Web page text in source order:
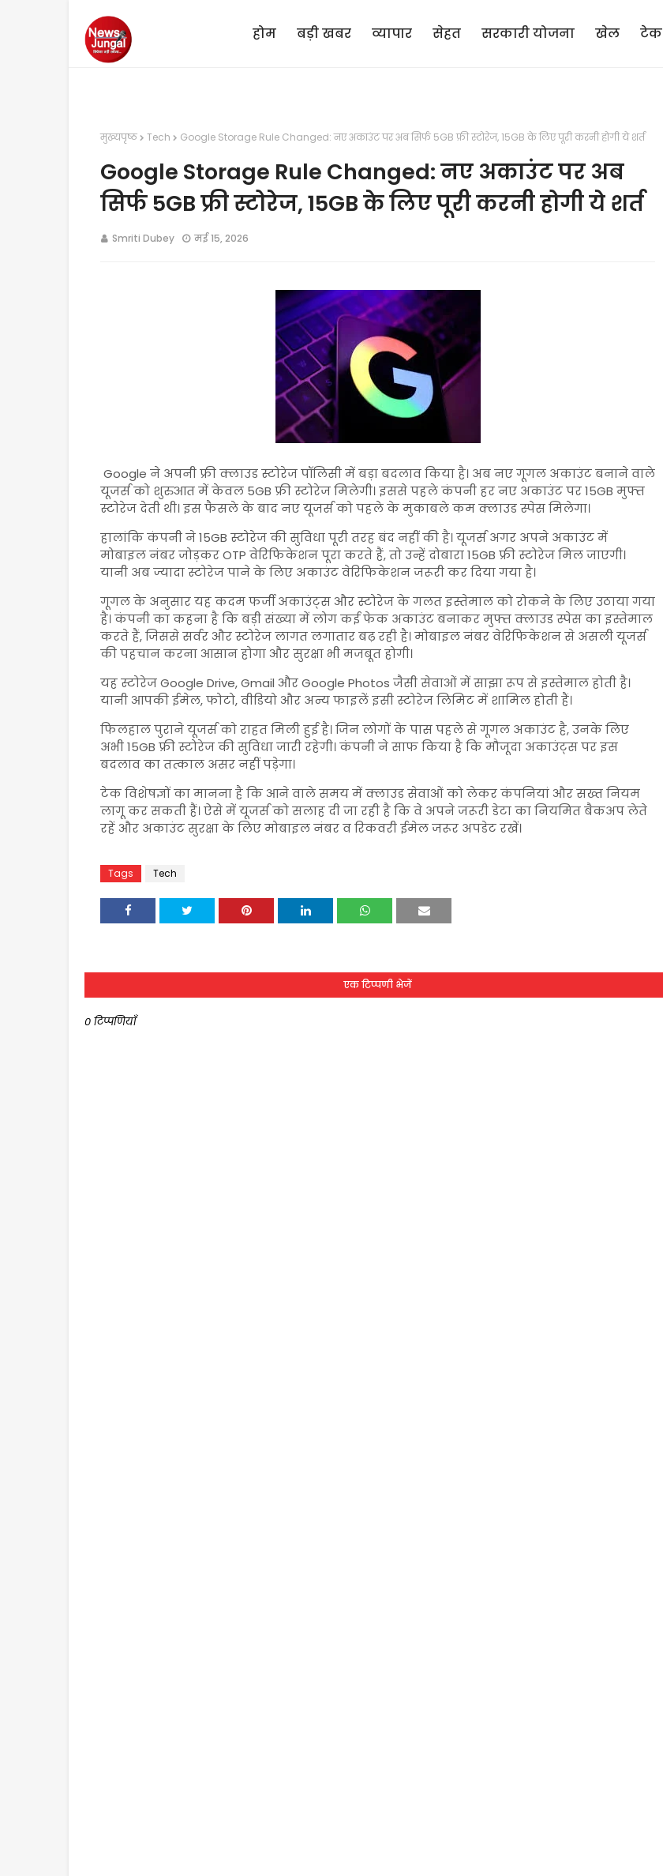
होम बड़ी खबर व्यापार सेहत सरकारी योजना खेल टेक
मुख्यपृष्ठ Tech Google Storage Rule Changed: नए अकाउंट पर अब सिर्फ 5GB फ्री स्टोरेज, 15GB के लिए पूरी करनी होगी ये शर्त
Google Storage Rule Changed: नए अकाउंट पर अब
सिर्फ 5GB फ्री स्टोरेज, 15GB के लिए पूरी करनी होगी ये शर्त
Smriti Dubey मई 15, 2026
Google ने अपनी फ्री क्लाउड स्टोरेज पॉलिसी में बड़ा बदलाव किया है। अब नए गूगल अकाउंट बनाने वाले
यूजर्स को शुरुआत में केवल 5GB फ्री स्टोरेज मिलेगी। इससे पहले कंपनी हर नए अकाउंट पर 15GB मुफ्त
स्टोरेज देती थी। इस फैसले के बाद नए यूजर्स को पहले के मुकाबले कम क्लाउड स्पेस मिलेगा।
हालांकि कंपनी ने 15GB स्टोरेज की सुविधा पूरी तरह बंद नहीं की है। यूजर्स अगर अपने अकाउंट में
मोबाइल नंबर जोड़कर OTP वेरिफिकेशन पूरा करते हैं, तो उन्हें दोबारा 15GB फ्री स्टोरेज मिल जाएगी।
यानी अब ज्यादा स्टोरेज पाने के लिए अकाउंट वेरिफिकेशन जरूरी कर दिया गया है।
गूगल के अनुसार यह कदम फर्जी अकाउंट्स और स्टोरेज के गलत इस्तेमाल को रोकने के लिए उठाया गया
है। कंपनी का कहना है कि बड़ी संख्या में लोग कई फेक अकाउंट बनाकर मुफ्त क्लाउड स्पेस का इस्तेमाल
करते हैं, जिससे सर्वर और स्टोरेज लागत लगातार बढ़ रही है। मोबाइल नंबर वेरिफिकेशन से असली यूजर्स
की पहचान करना आसान होगा और सुरक्षा भी मजबूत होगी।
यह स्टोरेजGoogle Drive,Gmail औरGoogle Photos जैसी सेवाओं में साझा रूप से इस्तेमाल होती है।
यानी आपकी ईमेल, फोटो, वीडियो और अन्य फाइलें इसी स्टोरेज लिमिट में शामिल होती हैं।
फिलहाल पुराने यूजर्स को राहत मिली हुई है। जिन लोगों के पास पहले से गूगल अकाउंट है, उनके लिए
अभी 15GB फ्री स्टोरेज की सुविधा जारी रहेगी। कंपनी ने साफ किया है कि मौजूदा अकाउंट्स पर इस
बदलाव का तत्काल असर नहीं पड़ेगा।
टेक विशेषज्ञों का मानना है कि आने वाले समय में क्लाउड सेवाओं को लेकर कंपनियां और सख्त नियम
लागू कर सकती हैं। ऐसे में यूजर्स को सलाह दी जा रही है कि वे अपने जरूरी डेटा का नियमित बैकअप लेते
रहें और अकाउंट सुरक्षा के लिए मोबाइल नंबर व रिकवरी ईमेल जरूर अपडेट रखें।
Tags Tech
एक टिप्पणी भेजें
0 टिप्पणियाँ